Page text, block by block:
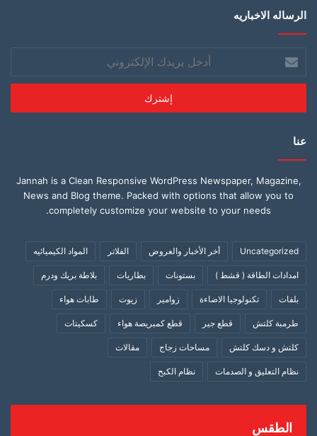
الرساله الاخباريه
بريدك
الإلكتروني
عنا
Jannah is a Clean Responsive WordPress Newspaper, Magazine,
News and Blog theme. Packed with options that allow you to
completely customize your website to your needs.
Uncategorized أخر الأخبار والعروض الفلاتر المواد الكيميائيه
امدادات الطاقة ( قشط ) بستونات بطاريات بلاطة بريك ودرم
بلفات تكنولوجيا الاضاءة زوامير زيوت طابات هواء
طرمبة كلتش قطع جير قطع كمبريصة هواء كسكيتات
كلتش و دسك كلتش مساحات زجاج مقالات
نظام التعليق و الصدمات نظام الكبح
الطقس